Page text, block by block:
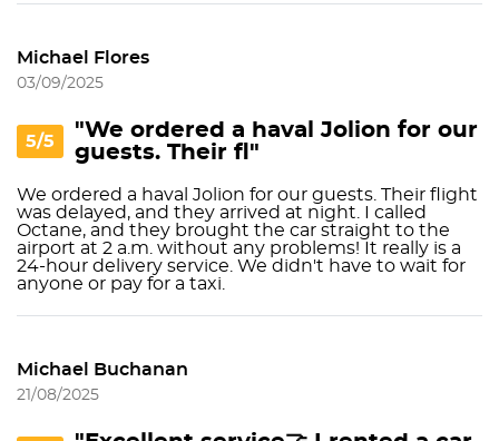
Michael Flores
03/09/2025
5/5
"We ordered a haval Jolion for our
guests. Their fl"
We ordered a haval Jolion for our guests. Their flight
was delayed, and they arrived at night. I called
Octane, and they brought the car straight to the
airport at 2 a.m. without any problems! It really is a
24-hour delivery service. We didn't have to wait for
anyone or pay for a taxi.
Michael Buchanan
21/08/2025